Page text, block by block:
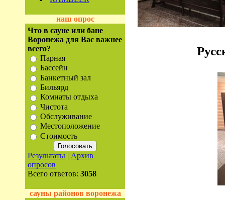
наш опрос
Что в сауне или бане
Воронежа для Вас важнее
всего?
Парная
Бассейн
Банкетный зал
Бильярд
Комнаты отдыха
Чистота
Обслуживание
Местоположение
Стоимость
Результаты | Архив
опросов
Всего ответов: 3058
сауны районов воронежа